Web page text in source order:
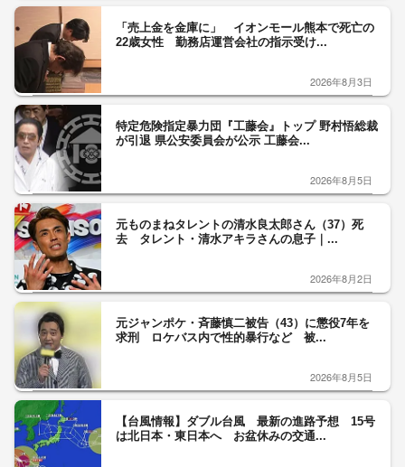
「売上金を金庫に」 イオンモール熊本で死亡の
22歳女性 勤務店運営会社の指示受け...
2026年8月3日
特定危険指定暴力団『工藤会』トップ 野村悟総裁
が引退 県公安委員会が公示 工藤会...
2026年8月5日
元ものまねタレントの清水良太郎さん（37）死
去 タレント・清水アキラさんの息子｜...
2026年8月2日
元ジャンポケ・斉藤慎二被告（43）に懲役7年を
求刑 ロケバス内で性的暴行など 被...
2026年8月5日
【台風情報】ダブル台風 最新の進路予想 15号
は北日本・東日本へ お盆休みの交通...